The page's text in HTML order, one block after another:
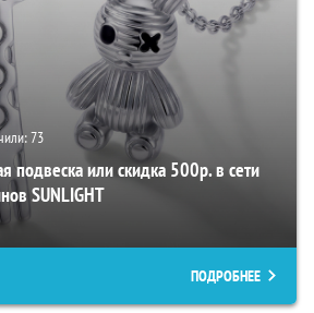
73
подвеска или скидка 500р. в сети
SUNLIGHT
ПОДРОБНЕЕ